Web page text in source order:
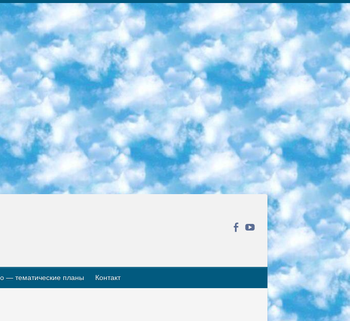
для неклассов) написано Математическое письмо Письменная/устная история Узбекистана Физическое воспитание практично Итоговый контроль Для 11 класса Написание родного языка и литературы (эссе) Математическое письмо Узбекский язык (обучение на узбекском языке) не посещающее общее среднее образование для учреждений)/Образовательное учреждение выбор письменный и устный Иностранный язык письменный/устный Письменная/устная история Узбекистана *По выбору студента:  Химия  Физика  Основы государственного права  География 10 бесплатных образовательных ресурсов - Мы составили подборку онлайн-проектов с интерактивными упражнениями, видеолекциями и статьями. Они помогут вам обрести новые и освежить старые знания бесплатно. 1. «ИНТУИТ» Старейшая образовательная площадка Рунета. Здесь вы найдёте сотни текстовых и видеокурсов на десятки различных тем — от программирования до психологии. Многие курсы подготовлены российскими университетами и крупными международными компаниями вроде Intel и Microsoft. Самостоятельное обучение бесплатное, но желающие могут оплатить услуги персональных наставников. 2. «Смартия» знакомит с актуальными профессиями и подсказывает, как им обучаться. Выбрав заинтересовавшую вас специальность — SMM-специалист, фотограф, веб-дизайнер или другую, — увидите список необходимых для неё умений. Чтобы вы могли освоить их самостоятельно, для каждого умения площадка отображает подборку ссылок на учебные материалы. Хотя «Смартия» ориентируется на русскоязычную аудиторию, часть контента всё же доступна только на английском. 3. «Лекторий Физтеха» Проект Московского физико-технического института (Физтеха). С его помощью вы можете смотреть онлайн серии лекций, записанные на видео в этом вузе. В числе доступных предметов — физика, биология, химия, информационные технологии и другие. К некоторым лекциям администрация ресурса прилагает готовые конспекты, которые можно скачивать в PDF-формате. 4. ITMOcourses Онлайн-площадка Санкт-Петербургского национального исследовательского университета информационных технологий, механики и оптики (ИТМО). Ресурс предоставляет свободный доступ к курсам, разработанным в этом вузе. Каталог материалов разбит на четыре категории: «Оптические системы и технологии», «Приборостроение и робототехника», «Информационные технологии» и «Биотехнологии». Курсы состоят из видеолекций, интерактивных демонстраций и заданий. 5. «КиберЛенинка» Электронная научная библиотека открытого доступа. Каталог площадки регулярно обрастает текстами статей из различных научных изданий. Сгруппированные по журналам и рубрикам публикации можно читать онлайн или скачивать целиком в PDF-формате. Проект нацелен на популяризацию науки за счёт открытого доступа к качественной информации. 6. «ПостНаука» На этом ресурсе публикуют подборки видеолекций, составленные экспертами из разных отраслей и объединённые общими темами. Среди них, к примеру, есть серии «Биоинформатика и геномика», «Культура средневековой Скандинавии» и Cinema Studies о теории кино. Каждая подборка лекций — логически связанная история, рассказанная экспертом от первого лица. Кроме того, на сайте появляются научно-образовательные статьи и тесты на разные темы. 7. «Newочём» Команда проекта «Newочём» отбирает самые интересные тексты из англоязычных СМИ и переводит те из них, за которые голосуют участники сообщества «ВКонтакте». По большей части это научно-популярные статьи. Редакторы придумывают лишь заголовки, в остальном содержание переводов соответствует оригиналам. Полные тексты можно читать прямо в социальной сети. 8. InternetUrok Онлайн-база материалов по основным дисциплинам школьной программы. Информация на сайте структурирована по классам, предметам и темам (урокам). Каждый урок состоит из видеолекций и конспектов. Есть также интерактивные тренажёры и тесты для закрепления пройденного материала. Даже если вы давно окончили школу, возможность повторить программу старших классов всегда может пригодиться. 9. Edutainme Ещё один ресурс об образовании. В отличие от Newtonew, как мне кажется, Edutainme больше ориентируется на представителей индустрии: педагогов, предпринимателей, разработчиков образовательных проектов. Но и любой, кто просто стремится к саморазвитию, найдёт на сайте много полезного и интересного для себя. Например, информацию о новых курсах и образовательных сервисах. 10. Newtonew Онлайн-медиа об образовании и обучении в широком смысле. Авторы Newtonew пишут об инструментах, заведениях, тактиках и стратегиях, которые помогают учить других и получать новые знания самостоятельно. На этой площадке вы найдёте новости, обзоры, аналитические мат
— тематические планы Контакт